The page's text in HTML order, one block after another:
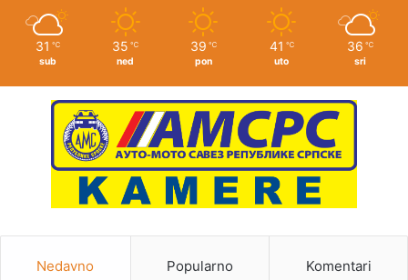
31 ℃
sub
35 ℃
ned
39 ℃
pon
41 ℃
uto
36 ℃
sri
Nedavno Popularno Komentari